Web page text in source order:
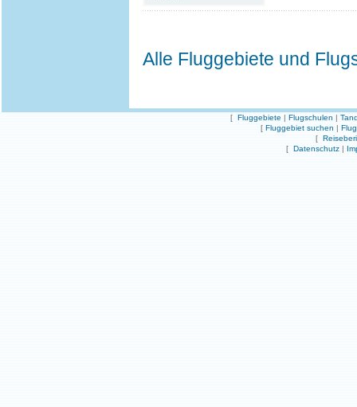
Alle Fluggebiete und
[ Fluggebiete | Flugschulen |
[ Fluggebiet suchen |
[
[ Datenschutz |